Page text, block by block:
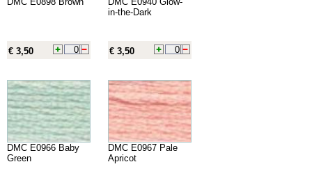
€ 3,50
in-the-Dark
€ 3,50
DMC E0966 Baby
Green
DMC E0967 Pale
Apricot